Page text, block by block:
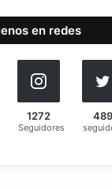
en redes
1272
Seguidores
489